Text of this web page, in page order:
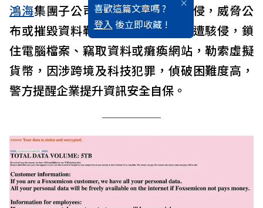
喜歡這篇文章嗎 ?
登入 後立即收藏 !
鴻海集團子公司京鼎傳出遭駭客入侵，威脅公
布或摧毀資料勒索。近年不少企業遭駭侵，鎖
住電腦檔案、竊取資料或癱瘓網站，勒索虛擬
貨幣，因涉跨境及科技犯罪，偵破困難度高，
警方提醒企業提升資訊安全自保。